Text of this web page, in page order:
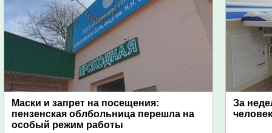
Маски и запрет на посещения:
пензенская облбольница перешла на
особый режим работы
За